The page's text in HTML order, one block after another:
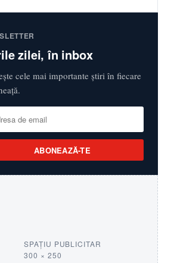
zilei, în inbox
cele mai importante știri în fiecare
ABONEAZĂ-TE
SPAȚIU PUBLICITAR
300 × 250